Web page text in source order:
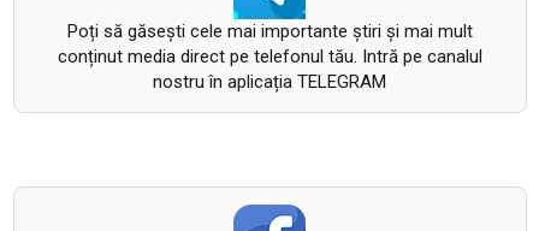
Poți să găsești cele mai importante știri și mai mult
conținut media direct pe telefonul tău. Intră pe canalul
nostru în aplicația TELEGRAM